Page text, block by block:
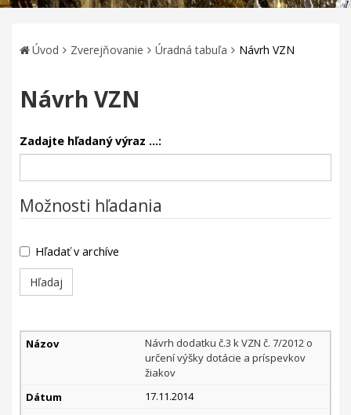
Úvod Zverejňovanie Úradná tabuľa Návrh VZN
Návrh VZN
Zadajte hľadaný výraz ...:
Možnosti hľadania
Hľadať v archíve
Návrh
Návrh dodatku č.3 k VZN č. 7/2012 o
určení výšky dotácie a príspevkov
žiakov
17.11.2014